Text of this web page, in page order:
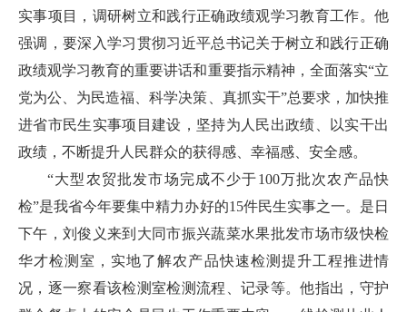
实事项目，调研树立和践行正确政绩观学习教育工作。他
强调，要深入学习贯彻习近平总书记关于树立和践行正确
政绩观学习教育的重要讲话和重要指示精神，全面落实“立
党为公、为民造福、科学决策、真抓实干”总要求，加快推
进省市民生实事项目建设，坚持为人民出政绩、以实干出
政绩，不断提升人民群众的获得感、幸福感、安全感。
“大型农贸批发市场完成不少于100万批次农产品快
检”是我省今年要集中精力办好的15件民生实事之一。是日
下午，刘俊义来到大同市振兴蔬菜水果批发市场市级快检
华才检测室，实地了解农产品快速检测提升工程推进情
况，逐一察看该检测室检测流程、记录等。他指出，守护